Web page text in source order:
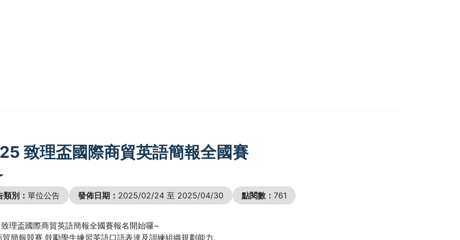
致理盃國際商貿英語簡報全國賽
類別： 單位公告 發佈日期： 2025/02/24 至 2025/04/30 點閱數： 761
理盃國際商貿英語簡報全國賽報名開始囉~
貿簡報競賽,鼓勵學生練習英語口語表達及訓練組織規劃能力,